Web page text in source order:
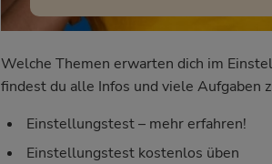
Welche Themen erwarten dich im
findest du alle Infos und viele Aufgaben
Einstellungstest – mehr erfahren!
Einstellungstest kostenlos üben